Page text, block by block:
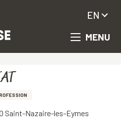
MENU
EN
Saint-Nazaire-les-Eymes